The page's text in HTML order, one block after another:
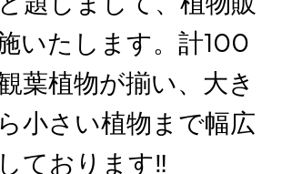
いたします。計100
葉植物が揃い、大き
小さい植物まで幅広
ております‼︎